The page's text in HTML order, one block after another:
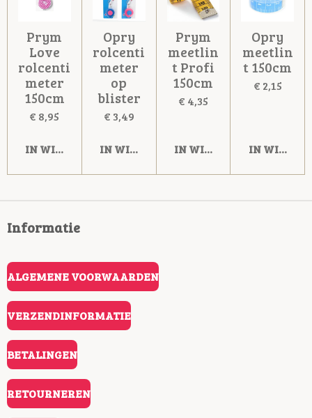
Prym
Love
rolcenti
meter
150cm
€ 8,95
IN WINKELWAGEN
Opry
rolcenti
meter
op
blister
€ 3,49
IN WINKELWAGEN
Prym
meetlin
t Profi
150cm
€ 4,35
IN WINKELWAGEN
Opry
meetlin
t 150cm
€ 2,15
IN
Informatie
ALGEMENE VOORWAARDEN
VERZENDINFORMATIE
BETALINGEN
RETOURNEREN